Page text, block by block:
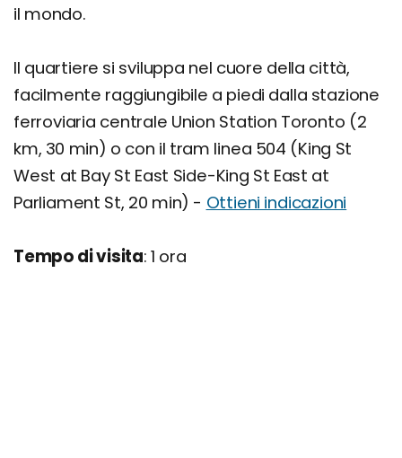
il mondo.
Il quartiere si sviluppa nel cuore della città,
facilmente raggiungibile a piedi dalla stazione
ferroviaria centrale Union Station Toronto (2
km, 30 min) o con il tram linea 504 (King St
West at Bay St East Side-King St East at
Parliament St, 20 min) - Ottieni indicazioni
Tempo di visita: 1 ora